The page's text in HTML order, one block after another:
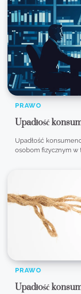
PRAWO
Upadłość
Upadłość
osobom fizycznym w
PRAWO
Upadłość